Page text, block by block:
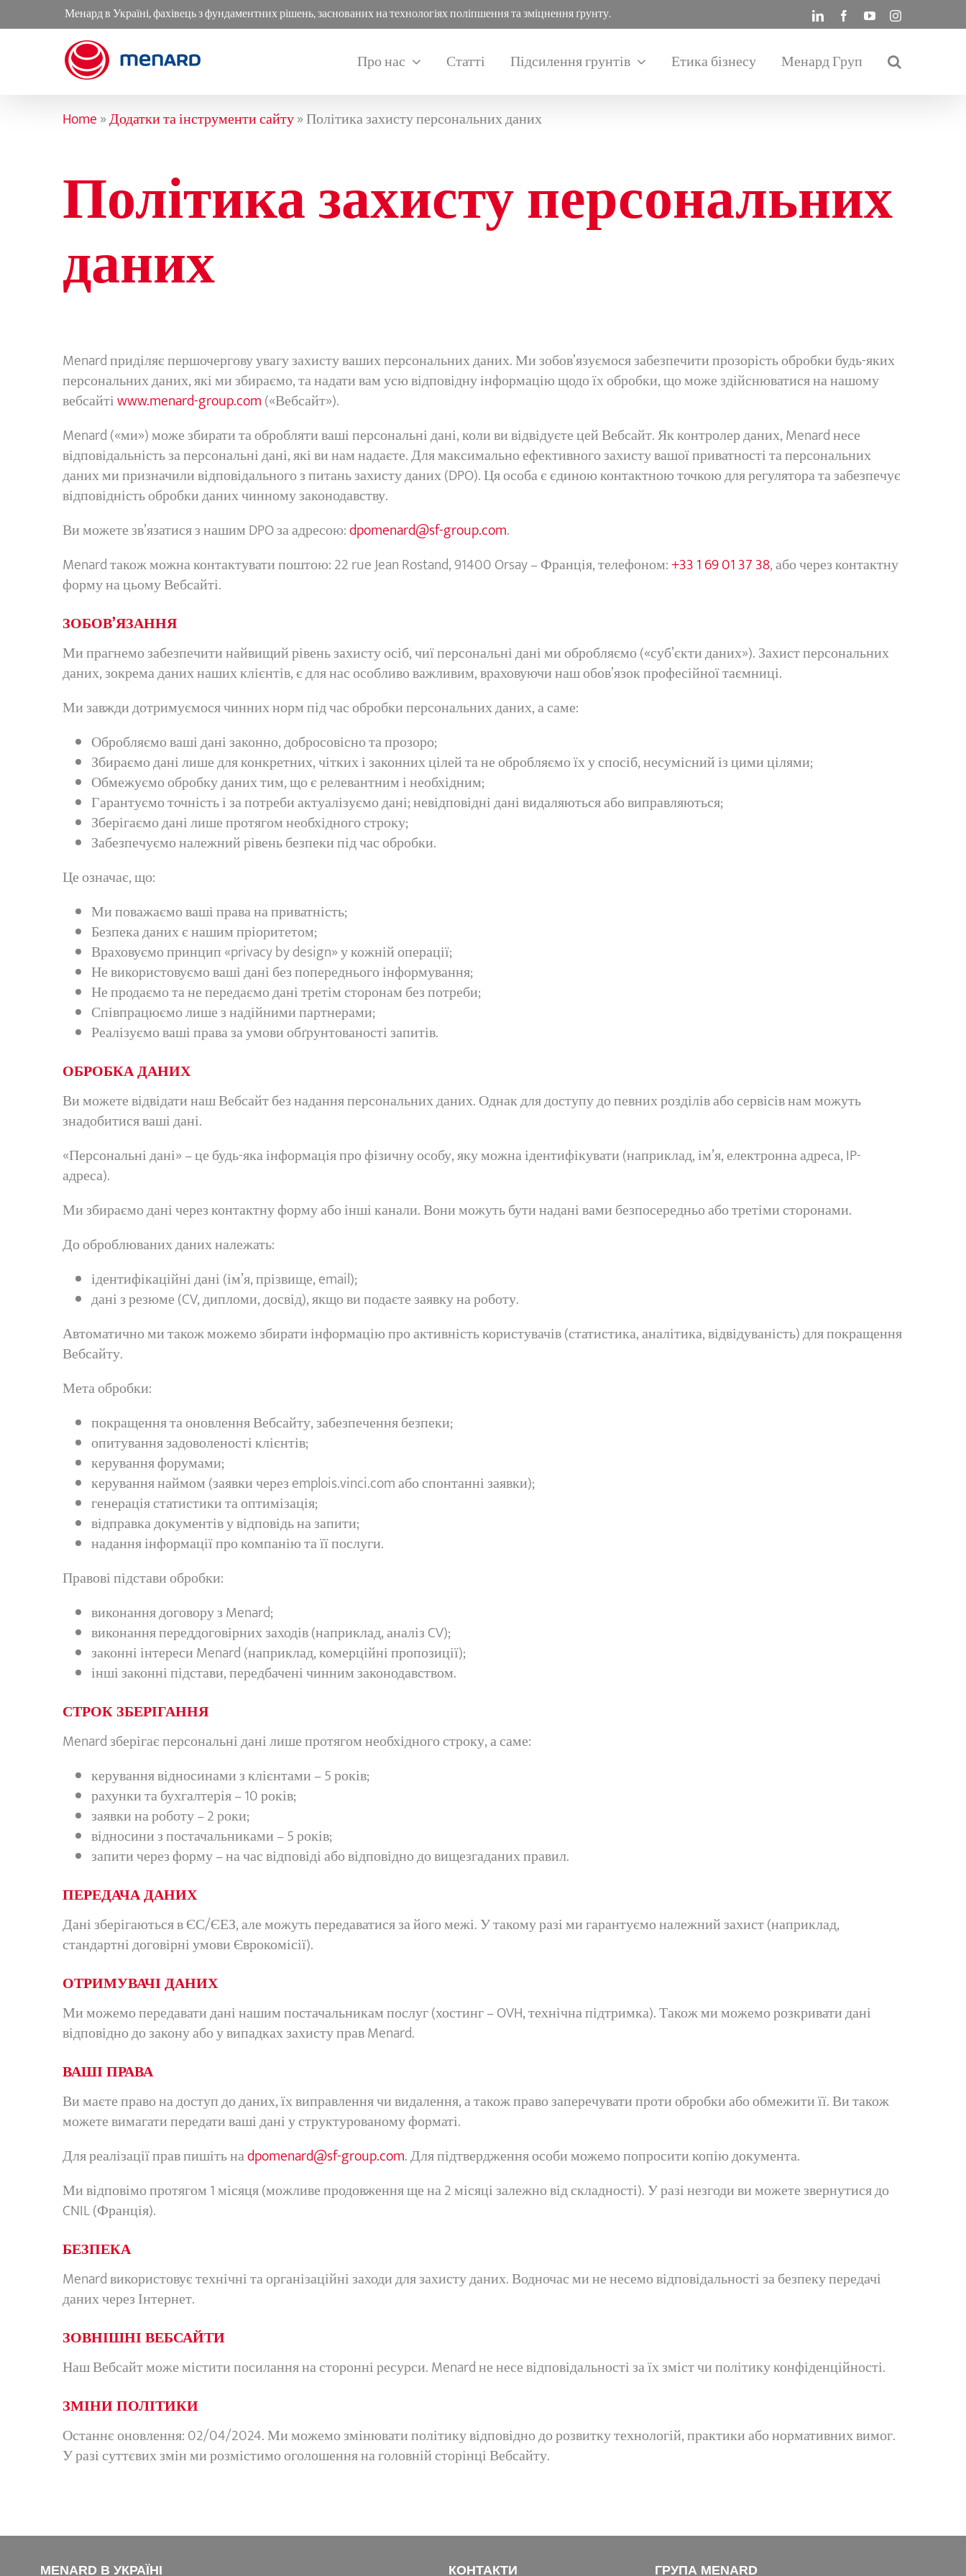
to
Менард в Україні, фахівець з фундаментних рішень, заснованих на технологіях поліпшення та зміцнення ґрунту. LinkedInFacebookYouTubeInstagram
Про нас Статті Підсилення грунтів Етика бізнесу Менард Груп
Home»Додатки та інструменти сайту»Політика захисту персональних даних
Політика захисту персональних
даних
Menard приділяє першочергову увагу захисту ваших персональних даних. Ми зобов’язуємося забезпечити прозорість обробки будь-яких
персональних даних, які ми збираємо, та надати вам усю відповідну інформацію щодо їх обробки, що може здійснюватися на нашому
вебсайтіwww.menard-group.com(«Вебсайт»).
Menard («ми») може збирати та обробляти ваші персональні дані, коли ви відвідуєте цей Вебсайт. Як контролер даних, Menard несе
відповідальність за персональні дані, які ви нам надаєте. Для максимально ефективного захисту вашої приватності та персональних
даних ми призначили відповідального з питань захисту даних (DPO). Ця особа є єдиною контактною точкою для регулятора та забезпечує
відповідність обробки даних чинному законодавству.
Ви можете зв’язатися з нашим DPO за адресою:dpomenard@sf-group.com.
Menard також можна контактувати поштою: 22 rue Jean Rostand, 91400 Orsay – Франція, телефоном:+33 1 69 01 37 38, або через контактну
форму на цьому Вебсайті.
ЗОБОВ’ЯЗАННЯ
Ми прагнемо забезпечити найвищий рівень захисту осіб, чиї персональні дані ми обробляємо («суб’єкти даних»). Захист персональних
даних, зокрема даних наших клієнтів, є для нас особливо важливим, враховуючи наш обов’язок професійної таємниці.
Ми завжди дотримуємося чинних норм під час обробки персональних даних, а саме:
Обробляємо ваші дані законно, добросовісно та прозоро;
Збираємо дані лише для конкретних, чітких і законних цілей та не обробляємо їх у спосіб, несумісний із цими цілями;
Обмежуємо обробку даних тим, що є релевантним і необхідним;
Гарантуємо точність і за потреби актуалізуємо дані; невідповідні дані видаляються або виправляються;
Зберігаємо дані лише протягом необхідного строку;
Забезпечуємо належний рівень безпеки під час обробки.
Це означає, що:
Ми поважаємо ваші права на приватність;
Безпека даних є нашим пріоритетом;
Враховуємо принцип «privacy by design» у кожній операції;
Не використовуємо ваші дані без попереднього інформування;
Не продаємо та не передаємо дані третім сторонам без потреби;
Співпрацюємо лише з надійними партнерами;
Реалізуємо ваші права за умови обґрунтованості запитів.
ОБРОБКА ДАНИХ
Ви можете відвідати наш Вебсайт без надання персональних даних. Однак для доступу до певних розділів або сервісів нам можуть
знадобитися ваші дані.
«Персональні дані» – це будь-яка інформація про фізичну особу, яку можна ідентифікувати (наприклад, ім’я, електронна адреса, IP-
адреса).
Ми збираємо дані через контактну форму або інші канали. Вони можуть бути надані вами безпосередньо або третіми сторонами.
До оброблюваних даних належать:
ідентифікаційні дані(ім’я, прізвище, email);
дані з резюме(CV, дипломи, досвід), якщо ви подаєте заявку на роботу.
Автоматично ми також можемо збирати інформацію про активність користувачів (статистика, аналітика, відвідуваність) для покращення
Вебсайту.
Мета обробки:
покращення та оновлення Вебсайту, забезпечення безпеки;
опитування задоволеності клієнтів;
керування форумами;
керування наймом (заявки через emplois.vinci.com або спонтанні заявки);
генерація статистики та оптимізація;
відправка документів у відповідь на запити;
надання інформації про компанію та її послуги.
Правові підстави обробки:
виконання договору з Menard;
виконання переддоговірних заходів (наприклад, аналіз CV);
законні інтереси Menard (наприклад, комерційні пропозиції);
інші законні підстави, передбачені чинним законодавством.
СТРОК ЗБЕРІГАННЯ
Menard зберігає персональні дані лише протягом необхідного строку, а саме:
керування відносинами з клієнтами – 5 років;
рахунки та бухгалтерія – 10 років;
заявки на роботу – 2 роки;
відносини з постачальниками – 5 років;
запити через форму – на час відповіді або відповідно до вищезгаданих правил.
ПЕРЕДАЧА ДАНИХ
Дані зберігаються в ЄС/ЄЕЗ, але можуть передаватися за його межі. У такому разі ми гарантуємо належний захист (наприклад,
стандартні договірні умови Єврокомісії).
ОТРИМУВАЧІ ДАНИХ
Ми можемо передавати дані нашим постачальникам послуг (хостинг – OVH, технічна підтримка). Також ми можемо розкривати дані
відповідно до закону або у випадках захисту прав Menard.
ВАШІ ПРАВА
Ви маєте право на доступ до даних, їх виправлення чи видалення, а також право заперечувати проти обробки або обмежити її. Ви також
можете вимагати передати ваші дані у структурованому форматі.
Для реалізації прав пишіть наdpomenard@sf-group.com. Для підтвердження особи можемо попросити копію документа.
Ми відповімо протягом 1 місяця (можливе продовження ще на 2 місяці залежно від складності). У разі незгоди ви можете звернутися до
CNIL (Франція).
БЕЗПЕКА
Menard використовує технічні та організаційні заходи для захисту даних. Водночас ми не несемо відповідальності за безпеку передачі
даних через Інтернет.
ЗОВНІШНІ ВЕБСАЙТИ
Наш Вебсайт може містити посилання на сторонні ресурси. Menard не несе відповідальності за їх зміст чи політику конфіденційності.
ЗМІНИ ПОЛІТИКИ
Останнє оновлення: 02/04/2024. Ми можемо змінювати політику відповідно до розвитку технологій, практики або нормативних вимог.
У разі суттєвих змін ми розмістимо оголошення на головній сторінці Вебсайту.
MENARD В УКРАЇНІ КОНТАКТИ ГРУПА MENARD